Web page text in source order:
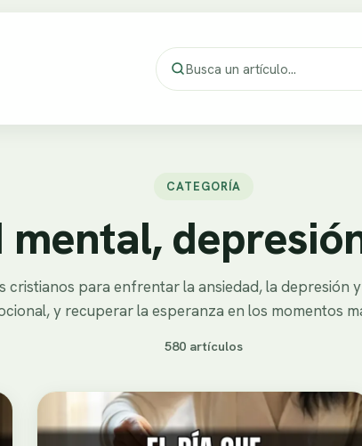
CATEGORÍA
mental,
cristianos para enfrentar la ansiedad, la depresión
y recuperar la esperanza en los momentos
580 artículos